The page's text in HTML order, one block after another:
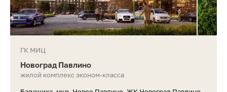
ГК МИЦ
Новоград Павлино
жилой комплекс эконом-класса